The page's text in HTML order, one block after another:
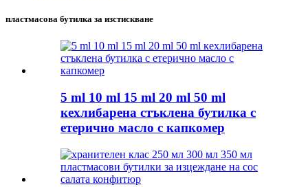
пластмасова бутилка за изстискване
5 ml 10 ml 15 ml 20 ml 50 ml
кехлибарена стъклена бутилка с
етерично масло с капкомер